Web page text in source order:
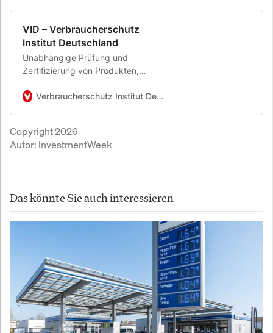
VID – Verbraucherschutz
Institut Deutschland
Unabhängige Prüfung und
Zertifizierung von Produkten,
nach DVN-Normen.
Verbraucherschutz Institut Deutschland (VID)
Copyright 2026
Autor: InvestmentWeek
Das könnte Sie auch interessieren